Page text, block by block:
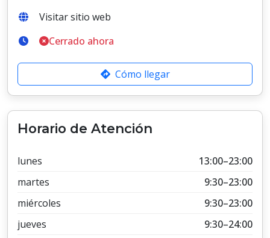
Visitar sitio web
Cerrado ahora
Cómo llegar
Horario de Atención
lunes
13:00–23:00
martes
9:30–23:00
miércoles
9:30–23:00
jueves
9:30–24:00